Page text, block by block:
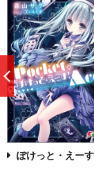
ぽけっと・えーす
前
へ